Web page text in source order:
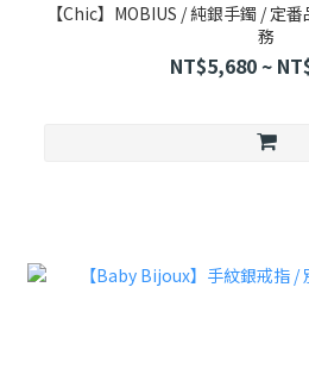
【Chic】MOBIUS / 純銀手鐲 / 定
務
NT$5,680 ~